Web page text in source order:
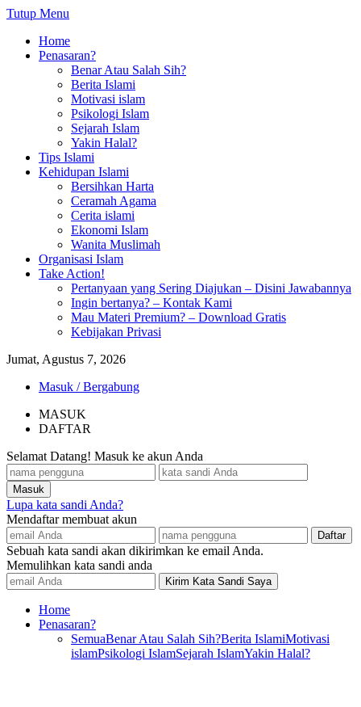
Tutup Menu
Home
Penasaran?
Benar Atau Salah Sih?
Berita Islami
Motivasi islam
Psikologi Islam
Sejarah Islam
Yakin Halal?
Tips Islami
Kehidupan Islami
Bersihkan Harta
Ceramah Agama
Cerita islami
Ekonomi Islam
Wanita Muslimah
Organisasi Islam
Take Action!
Pertanyaan yang Sering Diajukan – Disini Jawabannya
Ingin bertanya? – Kontak Kami
Mau Materi Premium? – Download Gratis
Kebijakan Privasi
Jumat, Agustus 7, 2026
Masuk / Bergabung
MASUK
DAFTAR
Selamat Datang! Masuk ke akun Anda
Lupa kata sandi Anda?
Mendaftar membuat akun
Sebuah kata sandi akan dikirimkan ke email Anda.
Memulihkan kata sandi anda
Home
Penasaran?
SemuaBenar Atau Salah Sih?Berita IslamiMotivasi
islamPsikologi IslamSejarah IslamYakin Halal?